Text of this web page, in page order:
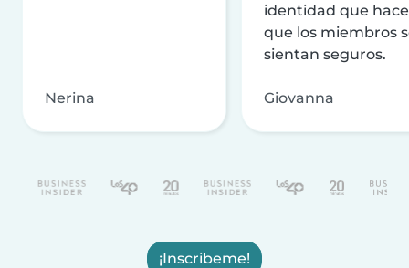
Nerina
identidad que
que los miembros
sientan seguros.
Giovanna
¡Inscribeme!